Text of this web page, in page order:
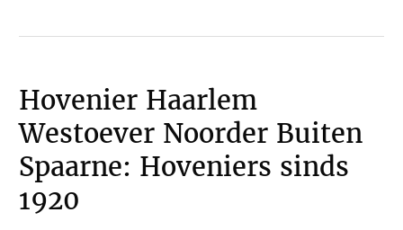
Hovenier Haarlem
Westoever Noorder Buiten
Spaarne: Hoveniers sinds
1920